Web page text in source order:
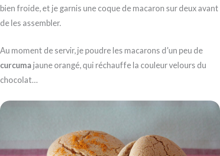
bien froide, et je garnis une coque de macaron sur deux avant
de les assembler.
Au moment de servir, je poudre les macarons d’un peu de
curcuma jaune orangé, qui réchauffe la couleur velours du
chocolat…